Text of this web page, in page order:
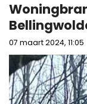
07 maart 2024, 11:05